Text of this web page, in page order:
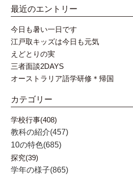
最近のエントリー
今日も暑い一日です
江戸取キッズは今日も元気
えどとりの実
三者面談2DAYS
オーストラリア語学研修＊帰国
カテゴリー
学校行事(408)
教科の紹介(457)
10の特色(685)
探究(39)
学年の様子(865)